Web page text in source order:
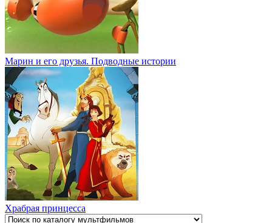
Марин и его друзья. Подводные истории
Храбрая принцесса